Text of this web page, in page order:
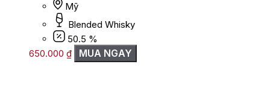
Mỹ
Blended Whisky
50.5 %
650.000 ₫ MUA NGAY